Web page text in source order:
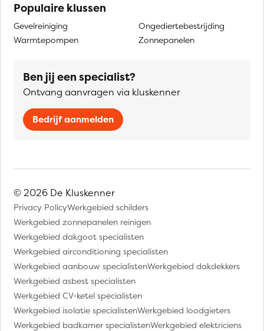
Populaire klussen
Gevelreiniging
Warmtepompen
Ongediertebestrijding
Zonnepanelen
Ben jij een specialist?
Ontvang aanvragen via kluskenner
Bedrijf aanmelden
© 2026 De Kluskenner
Privacy PolicyWerkgebied schilders
Werkgebied zonnepanelen reinigen
Werkgebied dakgoot specialisten
Werkgebied airconditioning specialisten
Werkgebied aanbouw specialistenWerkgebied dakdekkers
Werkgebied asbest specialisten
Werkgebied CV-ketel specialisten
Werkgebied isolatie specialistenWerkgebied loodgieters
Werkgebied badkamer specialistenWerkgebied elektriciens